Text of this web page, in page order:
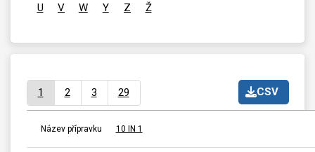
U
V W Y Z Ž
CSV
1 2 3 29
Název přípravku 10 IN 1